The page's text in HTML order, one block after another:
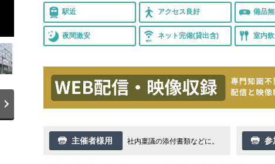
駅近 アクセス良好 備品
夜間激安 ネット完備(貸出含) 室内
主催者様用 社内稟議の添付書類などに。 参